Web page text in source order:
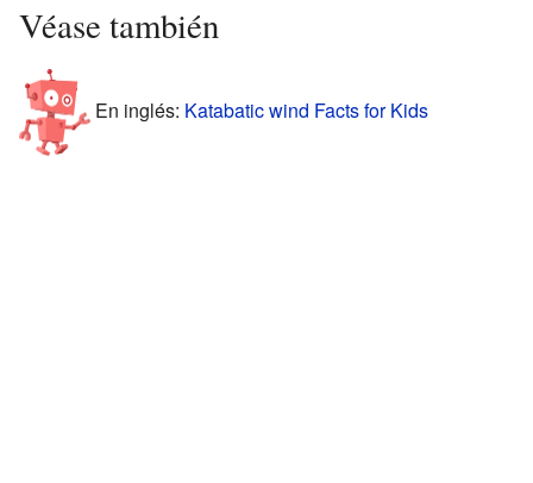
Véase también
En inglés: Katabatic wind Facts for Kids